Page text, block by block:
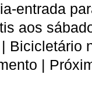
entrada
aos
Bicicletário
|